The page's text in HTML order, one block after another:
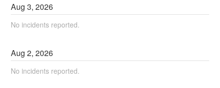
Aug3,2026
No incidents reported.
Aug2,2026
No incidents reported.